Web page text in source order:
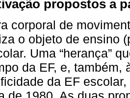
propostos a
corporal de
o objeto de ensino
Uma “herança”
da EF, e, também,
da EF